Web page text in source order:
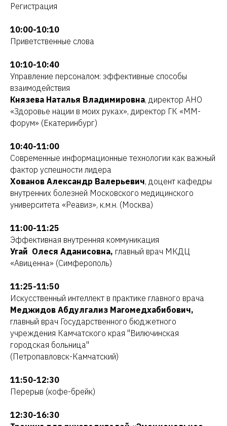
Регистрация
10:00-10:10
Приветственные слова
10:10-10:40
Управление персоналом: эффективные способы
взаимодействия
Князева Наталья Владимировна, директор АНО
«Здоровье нации в моих руках», директор ГК «ММ-
форум» (Екатеринбург)
10:40-11:00
Современные информационные технологии как важный
фактор успешности лидера
Хованов Александр Валерьевич, доцент кафедры
внутренних болезней Московского медицинского
университета «Реавиз», к.м.н. (Москва)
11:00-11:25
Эффективная внутренняя коммуникация
Угай Олеся Аданисовна, главный врач МКДЦ
«Авиценна» (Симферополь)
11:25-11:50
Искусственный интеллект в практике главного врача
Меджидов Абдулгализ Магомедхабибович,
главный врач Государственного бюджетного
учреждения Камчатского края "Вилючинская
городская больница"
(Петропавловск-Камчатский)
11:50-12:30
Перерыв (кофе-брейк)
12:30-16:30